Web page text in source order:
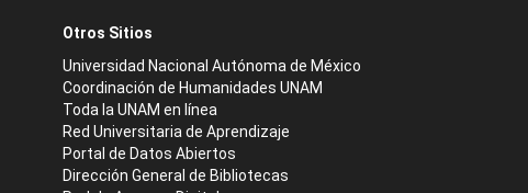
Otros Sitios
Universidad Nacional Autónoma de México
Coordinación de Humanidades UNAM
Toda la UNAM en línea
Red Universitaria de Aprendizaje
Portal de Datos Abiertos
Dirección General de Bibliotecas